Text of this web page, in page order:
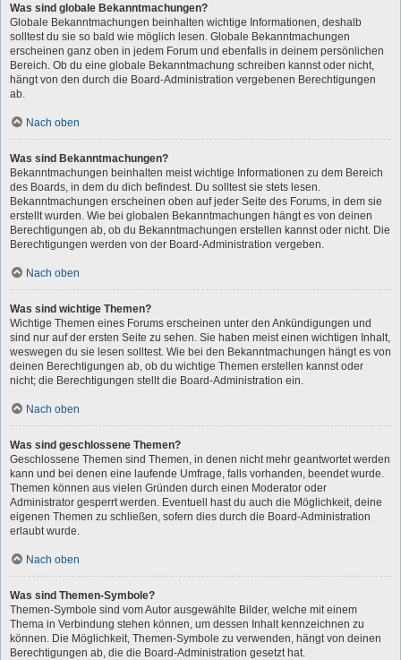
Was sind globale Bekanntmachungen?
Globale Bekanntmachungen beinhalten wichtige Informationen, deshalb
solltest du sie so bald wie möglich lesen. Globale Bekanntmachungen
erscheinen ganz oben in jedem Forum und ebenfalls in deinem persönlichen
Bereich. Ob du eine globale Bekanntmachung schreiben kannst oder nicht,
hängt von den durch die Board-Administration vergebenen Berechtigungen
ab.
Nach oben
Was sind Bekanntmachungen?
Bekanntmachungen beinhalten meist wichtige Informationen zu dem Bereich
des Boards, in dem du dich befindest. Du solltest sie stets lesen.
Bekanntmachungen erscheinen oben auf jeder Seite des Forums, in dem sie
erstellt wurden. Wie bei globalen Bekanntmachungen hängt es von deinen
Berechtigungen ab, ob du Bekanntmachungen erstellen kannst oder nicht. Die
Berechtigungen werden von der Board-Administration vergeben.
Nach oben
Was sind wichtige Themen?
Wichtige Themen eines Forums erscheinen unter den Ankündigungen und
sind nur auf der ersten Seite zu sehen. Sie haben meist einen wichtigen Inhalt,
weswegen du sie lesen solltest. Wie bei den Bekanntmachungen hängt es von
deinen Berechtigungen ab, ob du wichtige Themen erstellen kannst oder
nicht; die Berechtigungen stellt die Board-Administration ein.
Nach oben
Was sind geschlossene Themen?
Geschlossene Themen sind Themen, in denen nicht mehr geantwortet werden
kann und bei denen eine laufende Umfrage, falls vorhanden, beendet wurde.
Themen können aus vielen Gründen durch einen Moderator oder
Administrator gesperrt werden. Eventuell hast du auch die Möglichkeit, deine
eigenen Themen zu schließen, sofern dies durch die Board-Administration
erlaubt wurde.
Nach oben
Was sind Themen-Symbole?
Themen-Symbole sind vom Autor ausgewählte Bilder, welche mit einem
Thema in Verbindung stehen können, um dessen Inhalt kennzeichnen zu
können. Die Möglichkeit, Themen-Symbole zu verwenden, hängt von deinen
Berechtigungen ab, die die Board-Administration gesetzt hat.